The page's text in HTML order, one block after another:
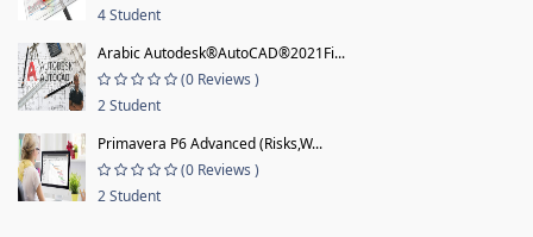
4 Student
Arabic Autodesk®AutoCAD®2021Fi...
(0 Reviews )
2 Student
Primavera P6 Advanced (Risks,W...
(0 Reviews )
2 Student